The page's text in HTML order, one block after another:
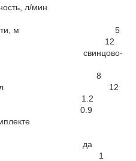
л/мин
жидкости, м 5
В 12
свинцово-
А*ч 8
л 12
м 1.2
м 0.9
в комплекте
да
1